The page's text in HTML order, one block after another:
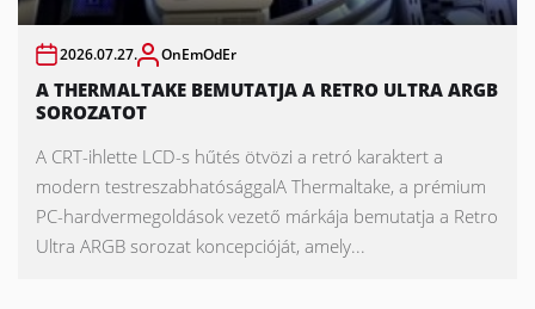
2026.07.27. OnEmOdEr
A THERMALTAKE BEMUTATJA A RETRO ULTRA ARGB
SOROZATOT
A CRT-ihlette LCD-s hűtés ötvözi a retró karaktert a
modern testreszabhatósággalA Thermaltake, a prémium
PC-hardvermegoldások vezető márkája bemutatja a Retro
Ultra ARGB sorozat koncepcióját, amely...